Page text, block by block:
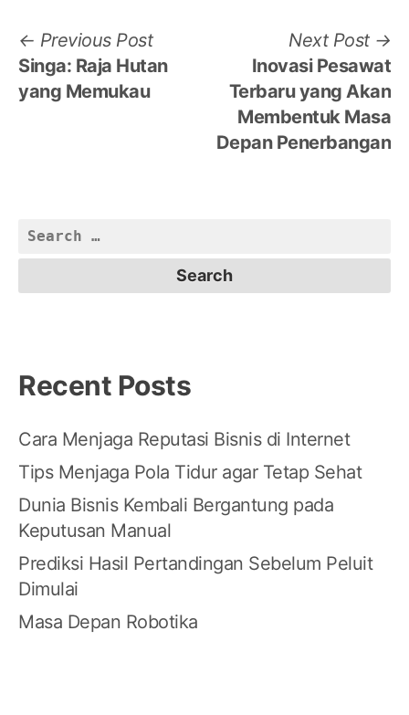
Post
navigation
Previous PostPrevious
post:
Singa: Raja Hutan
yang Memukau
Next Post
Inovasi Pesawat
Terbaru yang Akan
Membentuk Masa
Depan Penerbangan
Search
for:
Recent Posts
Cara Menjaga Reputasi Bisnis di Internet
Tips Menjaga Pola Tidur agar Tetap Sehat
Dunia Bisnis Kembali Bergantung pada
Keputusan Manual
Prediksi Hasil Pertandingan Sebelum Peluit
Dimulai
Masa Depan Robotika